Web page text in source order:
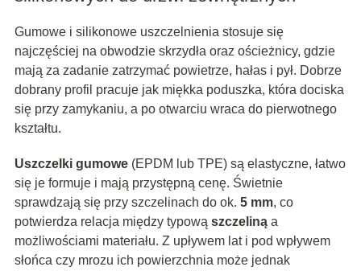
Gumowe i silikonowe uszczelnienia stosuje się
najczęściej na obwodzie skrzydła oraz ościeżnicy, gdzie
mają za zadanie zatrzymać powietrze, hałas i pył. Dobrze
dobrany profil pracuje jak miękka poduszka, która dociska
się przy zamykaniu, a po otwarciu wraca do pierwotnego
kształtu.
Uszczelki gumowe(EPDM lub TPE) są elastyczne, łatwo
się je formuje i mają przystępną cenę. Świetnie
sprawdzają się przy szczelinach do ok. 5 mm, co
potwierdza relacja między typową szczelinąa
możliwościami materiału. Z upływem lat i pod wpływem
słońca czy mrozu ich powierzchnia może jednak